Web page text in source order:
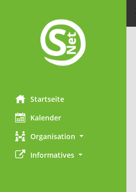
Startseite
Kalender
Organisation
Informatives